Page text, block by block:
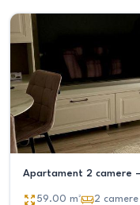
59.00 m² 2 camere